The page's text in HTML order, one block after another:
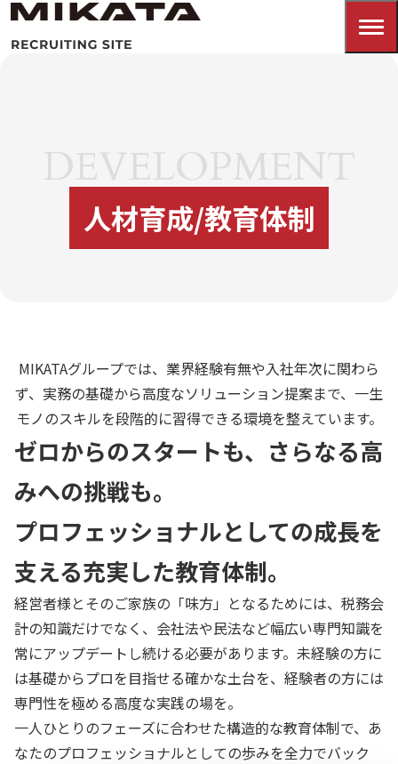
人材育成/教育体制
DEVELOPMENT
MIKATAグループでは、業界経験有無や入社年次に関わら
ず、実務の基礎から高度なソリューション提案まで、一生
モノのスキルを段階的に習得できる環境を整えています。
ゼロからのスタートも、さらなる高
みへの挑戦も。
プロフェッショナルとしての成長を
支える充実した教育体制。
経営者様とそのご家族の「味方」となるためには、税務会
計の知識だけでなく、会社法や民法など幅広い専門知識を
常にアップデートし続ける必要があります。未経験の方に
は基礎からプロを目指せる確かな土台を、経験者の方には
専門性を極める高度な実践の場を。
一人ひとりのフェーズに合わせた構造的な教育体制で、あ
なたのプロフェッショナルとしての歩みを全力でバック